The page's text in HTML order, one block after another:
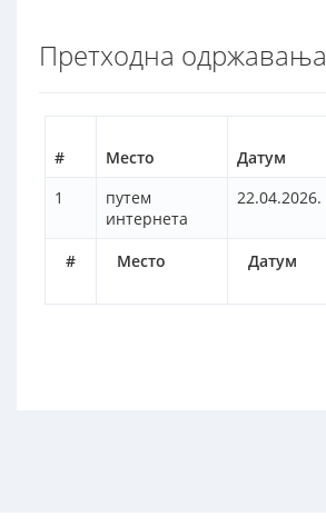
Претходна одржавања
# Место Датум
# Место Датум
1
путем
интернета
22.04.2026.